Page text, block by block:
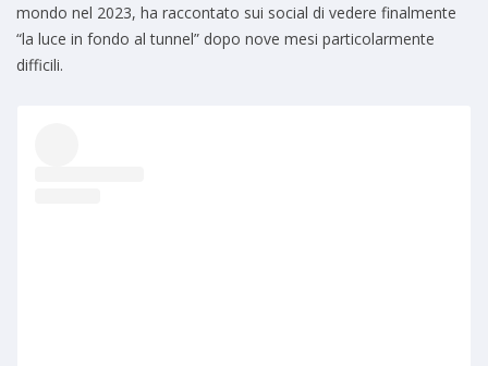
mondo nel 2023, ha raccontato sui social di vedere finalmente
“la luce in fondo al tunnel” dopo nove mesi particolarmente
difficili.